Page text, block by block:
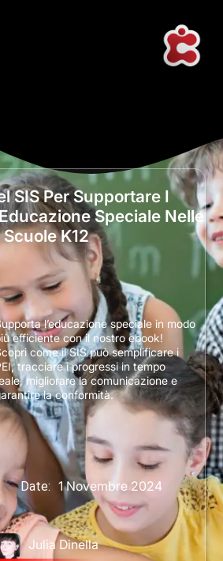
SIS Per Supportare I
Speciale Nelle
Scuole K12
Date: 1 Novembre 2024
Julia Dinella
l’educazione speciale in modo
efficiente con il nostro ebook!
come il SIS può semplificare i
tracciare i progressi in tempo
migliorare la comunicazione e
la conformità.